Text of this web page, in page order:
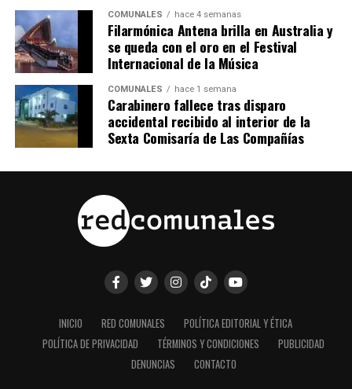
COMUNALES hace 4 semanas
Filarmónica Antena brilla en Australia y
se queda con el oro en el Festival
Internacional de la Música
COMUNALES hace 1 semana
Carabinero fallece tras disparo
accidental recibido al interior de la
Sexta Comisaría de Las Compañías
INICIO RED COMUNALES
POLÍTICA EDITORIAL Y ÉTICA
POLÍTICA DE PRIVACIDAD
TÉRMINOS Y CONDICIONES
PUBLICIDAD
DENUNCIAS
CONTACTO